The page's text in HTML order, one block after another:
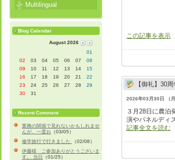
この記事を表示
【御礼】30
2026年03月30日 （
３月28日に農泊
演やパネルディ
記事全文を読む
Multilingual
Blog Calendar
August 2026
01
02
03 04 05 06 07
08
09
10 11 12 13 14
15
16
17 18 19 20 21
22
23
24 25 26 27 28
29
30
31
Recent Comment
業務の関係で見れないかもしれませ
んが、一度お （03/05）
修学旅行で行きました
（02/08）
伊藤様 ご参加ありがとうございま
す。 当日
（01/25）